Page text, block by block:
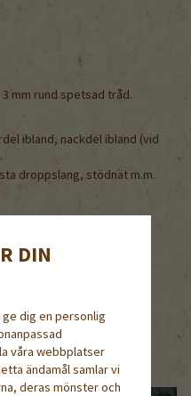
mm rund spetsad tråd.
ibland, nackdel ibland (vid
droppslang, stödnät m.m.
DIN
dig en personlig
våra webbplatser
ändamål samlar vi
deras mönster och